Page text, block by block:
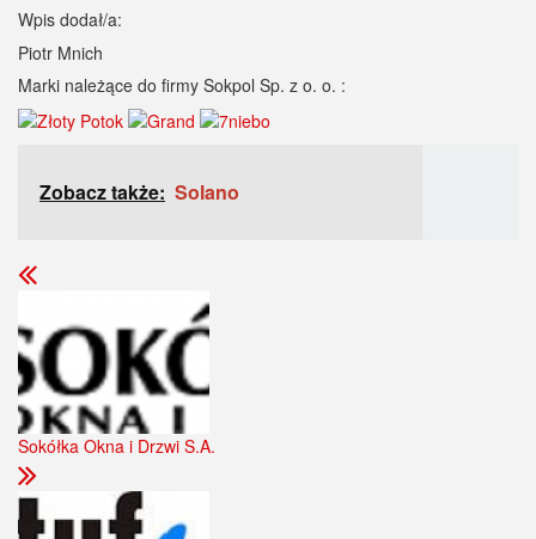
Wpis dodał/a:
Piotr Mnich
Marki należące do firmy Sokpol Sp. z o. o. :
Zobacz także: Solano
Sokółka Okna i Drzwi S.A.